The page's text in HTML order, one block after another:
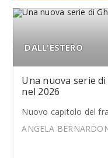
DALL'ESTERO
Una nuova serie
nel 2026
Nuovo capitolo del
ANGELA